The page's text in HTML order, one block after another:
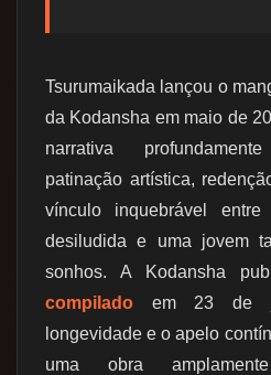
Tsurumaikada lançou o
da Kodansha em maio de
narrativa
patinação artística,
vínculo inquebrável entre
desiludida e uma jovem
sonhos. A Kodansha
compilado em 23 de
longevidade e o apelo
uma obra